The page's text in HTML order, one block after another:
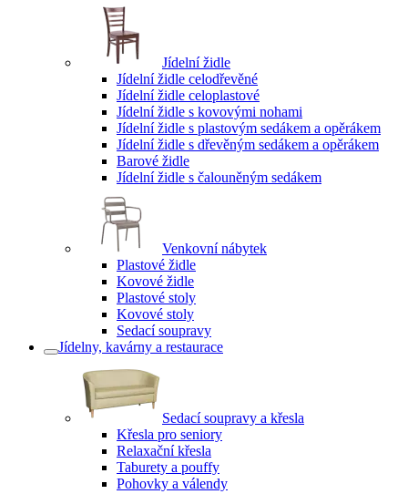
Jídelní židle
Jídelní židle celodřevěné
Jídelní židle celoplastové
Jídelní židle s kovovými nohami
Jídelní židle s plastovým sedákem a opěrákem
Jídelní židle s dřevěným sedákem a opěrákem
Barové židle
Jídelní židle s čalouněným sedákem
Venkovní nábytek
Plastové židle
Kovové židle
Plastové stoly
Kovové stoly
Sedací soupravy
Jídelny, kavárny a restaurace
Sedací soupravy a křesla
Křesla pro seniory
Relaxační křesla
Taburety a pouffy
Pohovky a válendy